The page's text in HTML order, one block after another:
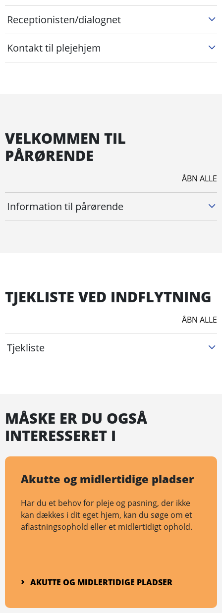
Receptionisten/dialognet
Kontakt til plejehjem
VELKOMMEN TIL
PÅRØRENDE
ÅBN ALLE
Information til pårørende
TJEKLISTE VED INDFLYTNING
ÅBN ALLE
Tjekliste
MÅSKE ER DU OGSÅ
INTERESSERET I
Akutte og midlertidige pladser
Har du et behov for pleje og pasning, der ikke
kan dækkes i dit eget hjem, kan du søge om et
aflastningsophold eller et midlertidigt ophold.
AKUTTE OG MIDLERTIDIGE PLADSER